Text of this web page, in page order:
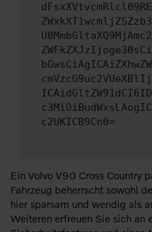
c2UKICB9Cn0=
Ein Volvo V90 Cross Country
Fahrzeug beherrscht sowohl
hier sparsam und wendig als
Weiteren erfreuen Sie sich an